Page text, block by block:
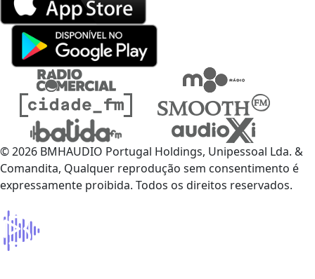
© 2026 BMHAUDIO Portugal Holdings, Unipessoal Lda. &
Comandita, Qualquer reprodução sem consentimento é
expressamente proibida. Todos os direitos reservados.